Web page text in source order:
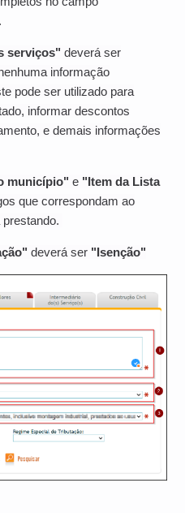
.
serviços" deverá ser
informação
pode ser utilizado para
informar descontos
e demais informações
município" e "Item da Lista
que correspondam ao
deverá ser "Isenção"